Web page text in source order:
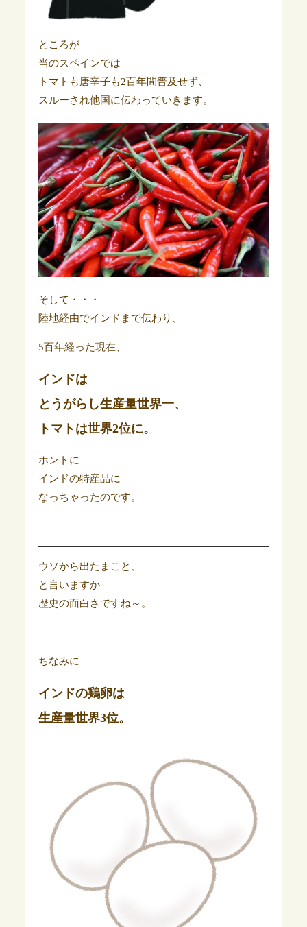
ところが
当のスペインでは
トマトも唐辛子も2百年間普及せず、
スルーされ他国に伝わっていきます。
そして・・・
陸地経由でインドまで伝わり、
5百年経った現在、
インドは
とうがらし生産量世界一、
トマトは世界2位に。
ホントに
インドの特産品に
なっちゃったのです。
ウソから出たまこと、
と言いますか
歴史の面白さですね～。
ちなみに
インドの鶏卵は
生産量世界3位。